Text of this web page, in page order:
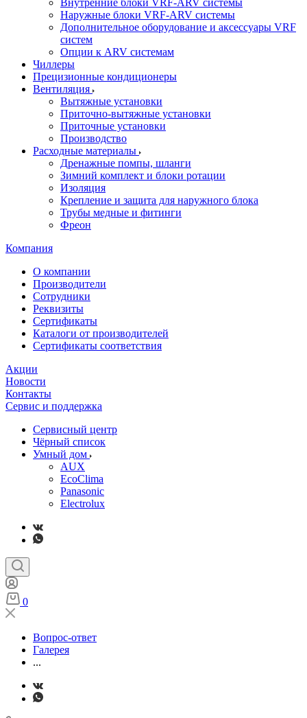
Внутренние блоки VRF-ARV системы
Наружные блоки VRF-ARV системы
Дополнительное оборудование и аксессуары VRF
систем
Опции к ARV системам
Чиллеры
Прецизионные кондиционеры
Вентиляция
Вытяжные установки
Приточно-вытяжные установки
Приточные установки
Производство
Расходные материалы
Дренажные помпы, шланги
Зимний комплект и блоки ротации
Изоляция
Крепление и защита для наружного блока
Трубы медные и фитинги
Фреон
Компания
О компании
Производители
Сотрудники
Реквизиты
Сертификаты
Каталоги от производителей
Сертификаты соответствия
Акции
Новости
Контакты
Сервис и поддержка
Сервисный центр
Чёрный список
Умный дом
AUX
EcoClima
Panasonic
Electrolux
0
Вопрос-ответ
Галерея
...